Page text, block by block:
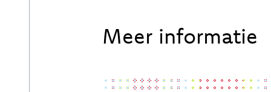
Meer informatie